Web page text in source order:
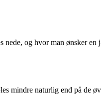
nede, og hvor man ønsker
mindre naturlig end på de